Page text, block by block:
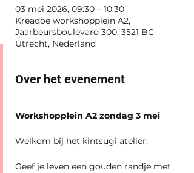
03 mei 2026, 09:30 – 10:30
Kreadoe workshopplein A2,
Jaarbeursboulevard 300, 3521 BC
Utrecht, Nederland
Over het evenement
Workshopplein A2 zondag 3 mei
Welkom bij het kintsugi atelier.
Geef je leven een gouden randje met